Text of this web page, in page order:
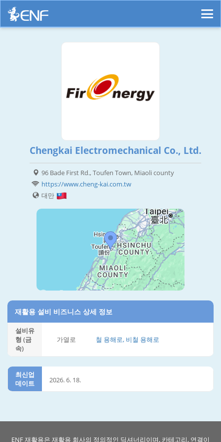
Chengkai Electromechanical Co., Ltd.
96 Bade First Rd., Toufen Town, Miaoli county
https://www.cheng-kai.com.tw
대만
재활용 설비 비즈니스 상세 정보
설비유
형 (금
속)
가열로 철 용해로, 비철 용해로
최신업
데이트
2026. 6. 18.
ENF 재활용은 재활용 회사의 정의적인 딕셔너리이며, 카테고리, 연결이